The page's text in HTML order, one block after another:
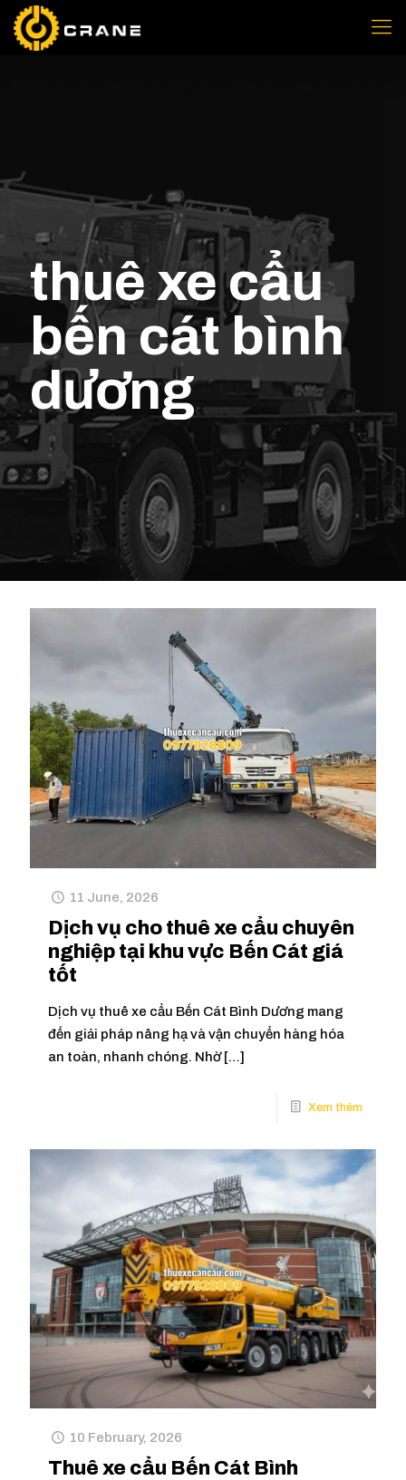
thuê xe cẩu
bến cát bình
dương
11 June, 2026
Dịch vụ cho thuê xe cẩu chuyên
nghiệp tại khu vực Bến Cát giá
tốt
Dịch vụ thuê xe cẩu Bến Cát Bình Dương mang
đến giải pháp nâng hạ và vận chuyển hàng hóa
an toàn, nhanh chóng. Nhờ[…]
10 February, 2026
Thuê xe cẩu Bến Cát Bình